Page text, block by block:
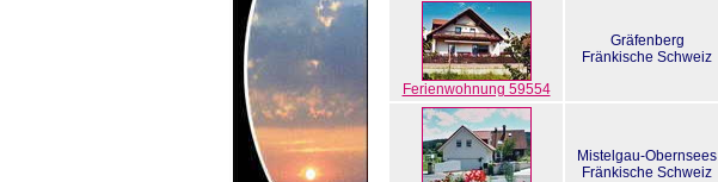
Ferienwohnung 59554
Gräfenberg
Fränkische Schweiz
Mistelgau-Obernsees
Fränkische Schweiz